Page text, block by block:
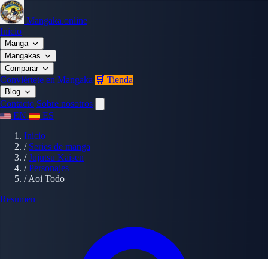
Mangaka.online
Inicio
Manga
Mangakas
Comparar
Conviértete en Mangaka 🛒 Tienda
Blog
Contacto Sobre nosotros
EN
ES
Inicio
/ Series de manga
/ Jujutsu Kaisen
/ Personajes
/ Aoi Todo
Resumen